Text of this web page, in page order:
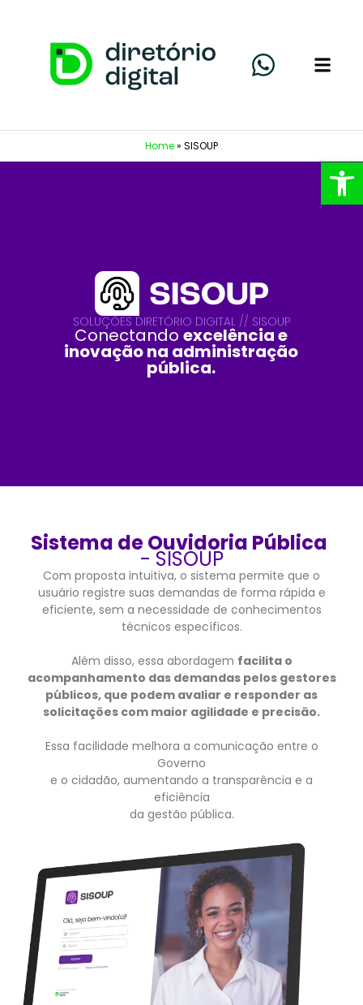
Abrir
Home» SISOUP
SOLUÇÕES DIRETÓRIO DIGITAL // SISOUP
Conectandoexcelência e
inovação na administração
pública.
Sistema de Ouvidoria Pública
- SISOUP
Com proposta intuitiva, o sistema permite que o
usuário registre suas demandas de forma rápida e
eficiente, sem a necessidade de conhecimentos
técnicos específicos.
Além disso, essa abordagem facilita o
acompanhamento das demandas pelos gestores
públicos, que podem avaliar e responder as
solicitações com maior agilidade e precisão.
Essa facilidade melhora a comunicação entre o
Governo
e o cidadão, aumentando a transparência e a
eficiência
da gestão pública.